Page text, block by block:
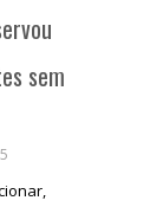
sem